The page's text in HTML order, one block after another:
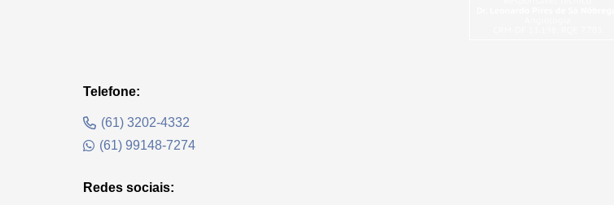
Telefone:
(61) 3202-4332
(61) 99148-7274
Redes sociais: